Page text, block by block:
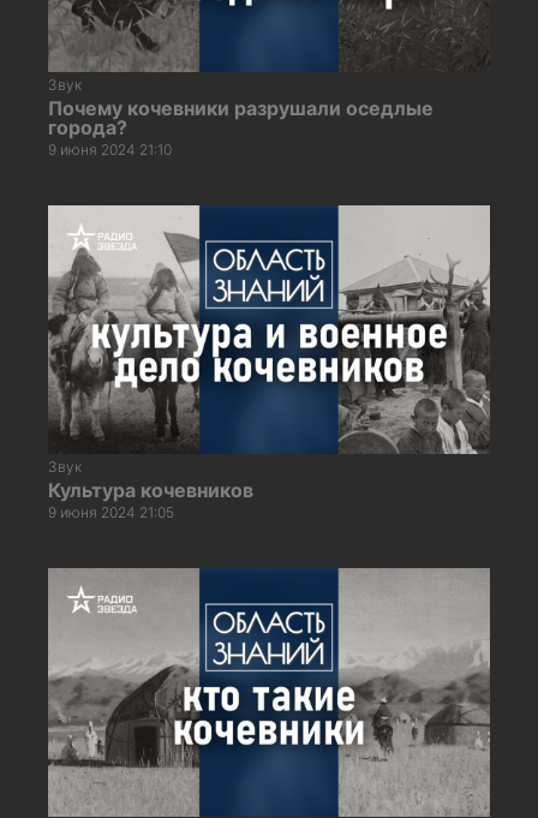
Звук
Почему кочевники разрушали оседлые
города?
9 июня 2024 21:10
Звук
Культура кочевников
9 июня 2024 21:05